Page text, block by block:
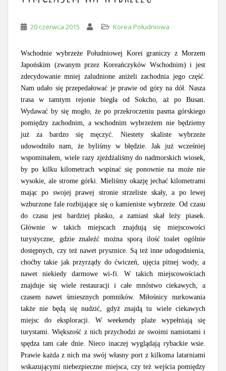
20 czerwca 2015 Korea Południowa
Wschodnie wybrzeże Południowej Korei graniczy z Morzem
Japońskim (zwanym przez Koreańczyków Wschodnim) i jest
zdecydowanie mniej zaludnione aniżeli zachodnia jego część.
Nam udało się przepedałować je prawie od góry na dół. Nasza
trasa w tamtym rejonie biegła od Sokcho, aż po Busan.
Wydawać by się mogło, że po przekroczeniu pasma górskiego
pomiędzy zachodnim, a wschodnim wybrzeżem nie będziemy
już za bardzo się męczyć. Niestety skaliste wybrzeże
udowodniło nam, że byliśmy w błędzie.
Jak już wcześniej
wspominałem, wiele razy zjeżdżaliśmy do nadmorskich wiosek,
by po kilku kilometrach wspinać się ponownie na może nie
wysokie, ale strome górki. Mieliśmy okazję jechać kilometrami
mając po swojej prawej stronie strzeliste skały, a po lewej
wzburzone fale rozbijające się o kamieniste wybrzeże. Od czasu
do czasu jest bardziej płasko, a zamiast skał leży piasek.
Głównie w takich miejscach znajdują się miejscowości
turystyczne, gdzie znaleźć można sporą ilość toalet ogólnie
dostępnych, czy też nawet prysznice. Są też inne udogodnienia,
choćby takie jak przyrządy do ćwiczeń, ujęcia pitnej wody, a
nawet niekiedy darmowe wi-fi. W takich miejscowościach
znajduje się wiele restauracji i całe mnóstwo ciekawych, a
czasem nawet śmiesznych pomników. Miłośnicy nurkowania
także nie będą się nudzić, gdyż znajdą tu wiele ciekawych
miejsc do eksploracji. W weekendy plaże wypełniają się
turystami. Większość z nich przychodzi ze swoimi namiotami i
spędza tam całe dnie. Nieco inaczej wyglądają rybackie wsie.
Prawie każda z nich ma swój własny port z kilkoma latarniami
wskazującymi niebezpieczne miejsca, czy też wejścia pomiędzy